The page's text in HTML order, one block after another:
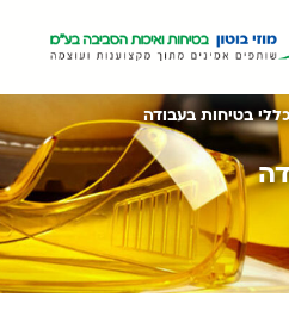
כללי בטיחות בעבודה